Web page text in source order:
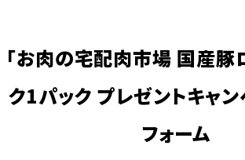
「お肉の宅配肉市場 国産豚
ク1パック プレゼントキャン
フォーム